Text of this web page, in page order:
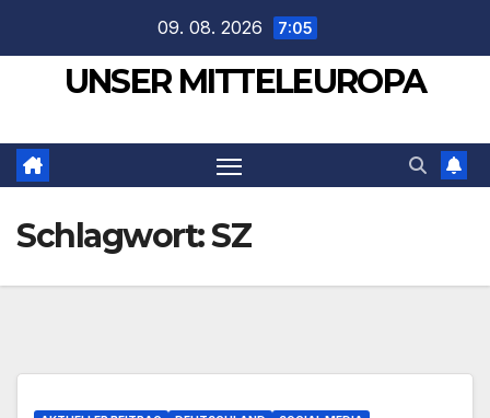
springen
09. 08. 2026 7:05
UNSER MITTELEUROPA
Schlagwort:SZ